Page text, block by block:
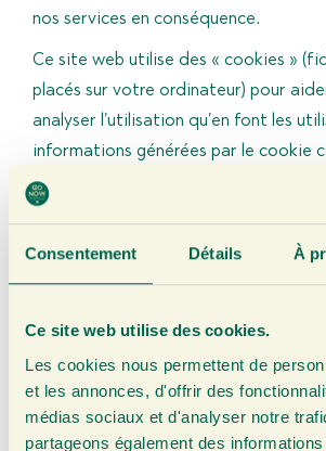
Consentement Détails À
Ce site web utilise des cookies.
Les cookies nous permettent de
et les annonces, d'offrir des
médias sociaux et d'analyser notre
partageons également des
nos services en conséquence.
Ce site web utilise des « cookies »
placés sur votre ordinateur) pour
analyser l’utilisation qu’en font les
informations générées par le cookie
utilisation du site web peuvent être
les serveurs sécurisés de Kwekerij
ceux d’un tiers. Nous utilisons ces
pour fournir d’autres services liés à
web et à l’utilisation d’Internet.
Objectifs